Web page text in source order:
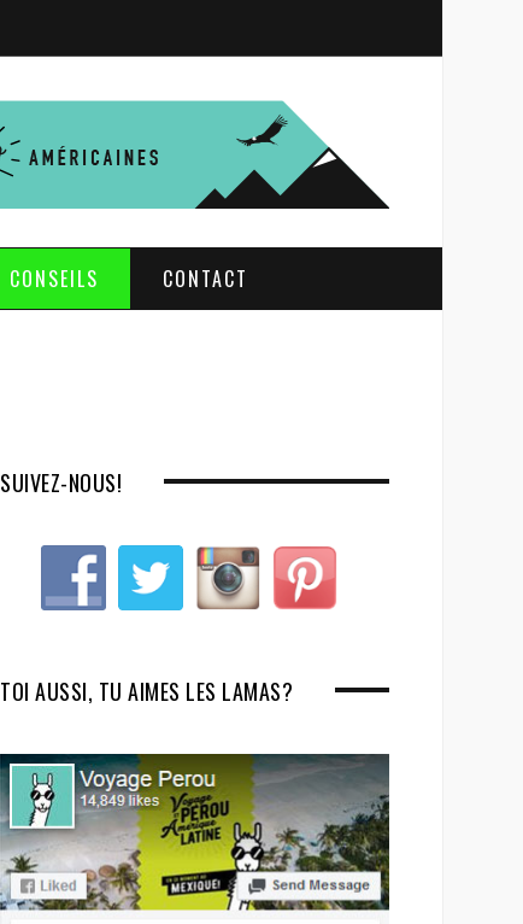
c
CONSEILS CONTACT
SUIVEZ-NOUS!
TOI AUSSI, TU AIMES LES LAMAS?